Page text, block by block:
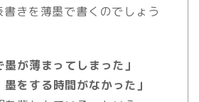
きを薄墨で書くのでしょう
墨が薄まってしまった」
墨をする時間がなかった」